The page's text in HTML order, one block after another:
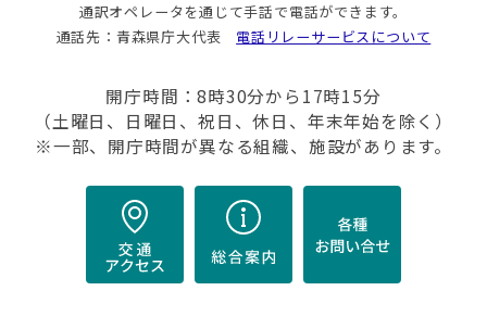
通訳オペレータを通じて手話で電話ができます。
通話先：青森県庁大代表 電話リレーサービスについて
開庁時間：8時30分から17時15分
（土曜日、日曜日、祝日、休日、年末年始を除く）
※一部、開庁時間が異なる組織、施設があります。